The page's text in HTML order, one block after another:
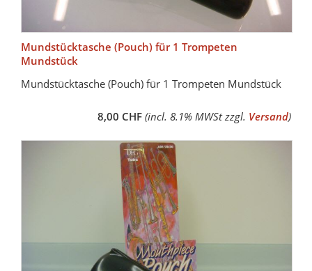
Mundstücktasche (Pouch) für 1 Trompeten
Mundstück
Mundstücktasche (Pouch) für 1 Trompeten Mundstück
8,00 CHF (incl. 8.1% MWSt zzgl. Versand)